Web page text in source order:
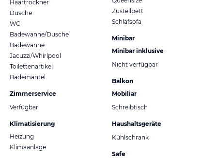
Haartrockner
Dusche
WC
Badewanne/Dusche
Badewanne
Jacuzzi/Whirlpool
Toilettenartikel
Bademantel
Zimmerservice
Verfügbar
Klimatisierung
Heizung
Klimaanlage
Zustellbett
Schlafsofa
Minibar
Minibar inklusive
Nicht verfügbar
Balkon
Mobiliar
Schreibtisch
Haushaltsgeräte
Kühlschrank
Safe